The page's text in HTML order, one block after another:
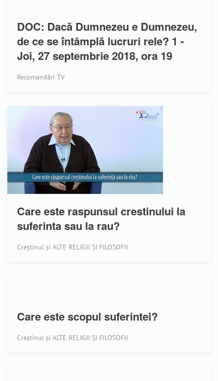
DOC: Dacă Dumnezeu e Dumnezeu,
de ce se întâmplă lucruri rele? 1 -
Joi, 27 septembrie 2018, ora 19
Recomandări TV
Care este raspunsul crestinului la
suferinta sau la rau?
Creștinul și ALTE RELIGII ȘI FILOSOFII
Care este scopul suferintei?
Creștinul și ALTE RELIGII ȘI FILOSOFII